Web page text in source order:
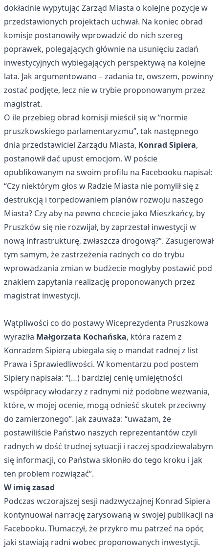
dokładnie wypytując Zarząd Miasta o kolejne pozycje w
przedstawionych projektach uchwał. Na koniec obrad
komisje postanowiły wprowadzić do nich szereg
poprawek, polegających głównie na usunięciu zadań
inwestycyjnych wybiegających perspektywą na kolejne
lata. Jak argumentowano – zadania te, owszem, powinny
zostać podjęte, lecz nie w trybie proponowanym przez
magistrat.
O ile przebieg obrad komisji mieścił się w “normie
pruszkowskiego parlamentaryzmu”, tak następnego
dnia przedstawiciel Zarządu Miasta, Konrad Sipiera,
postanowił dać upust emocjom. W poście
opublikowanym na swoim profilu na Facebooku napisał:
“Czy niektórym głos w Radzie Miasta nie pomylił się z
destrukcją i torpedowaniem planów rozwoju naszego
Miasta? Czy aby na pewno chcecie jako Mieszkańcy, by
Pruszków się nie rozwijał, by zaprzestał inwestycji w
nową infrastrukturę, zwłaszcza drogową?”. Zasugerował
tym samym, że zastrzeżenia radnych co do trybu
wprowadzania zmian w budżecie mogłyby postawić pod
znakiem zapytania realizację proponowanych przez
magistrat inwestycji.
Wątpliwości co do postawy Wiceprezydenta Pruszkowa
wyraziła Małgorzata Kochańska, która razem z
Konradem Sipierą ubiegała się o mandat radnej z list
Prawa i Sprawiedliwości. W komentarzu pod postem
Sipiery napisała: “(…) bardziej cenię umiejętności
współpracy włodarzy z radnymi niż podobne wezwania,
które, w mojej ocenie, mogą odnieść skutek przeciwny
do zamierzonego”. Jak zauważa: “uważam, że
postawiliście Państwo naszych reprezentantów czyli
radnych w dość trudnej sytuacji i raczej spodziewałabym
się informacji, co Państwa skłoniło do tego kroku i jak
ten problem rozwiązać”.
W imię zasad
Podczas wczorajszej sesji nadzwyczajnej Konrad Sipiera
kontynuował narrację zarysowaną w swojej publikacji na
Facebooku. Tłumaczył, że przykro mu patrzeć na opór,
jaki stawiają radni wobec proponowanych inwestycji.